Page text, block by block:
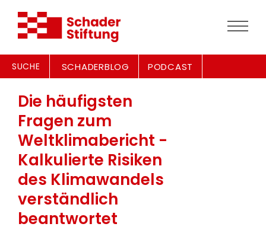
SUCHE SCHADERBLOG PODCAST
Die häufigsten
Fragen zum
Weltklimabericht -
Kalkulierte Risiken
des Klimawandels
verständlich
beantwortet